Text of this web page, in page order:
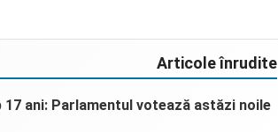
Articole înrudite
ani: Parlamentul votează astăzi noile